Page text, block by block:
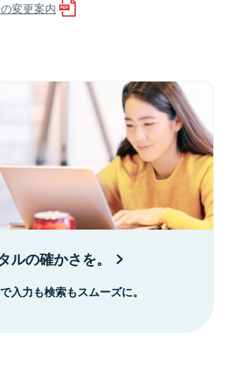
変更案内
ルの確かさを。
入力も検索もスムーズに。